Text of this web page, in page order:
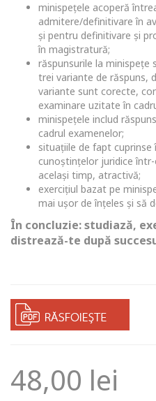
minispețele acoperă
admitere/definitivare în
și pentru definitivare și
în magistratură;
răspunsurile la minispețe
trei variante de răspuns,
variante sunt corecte,
examinare uzitate în
minispețele includ
cadrul examenelor;
situațiile de fapt
cunoștințelor juridice
același timp, atractivă;
exercițiul bazat pe
mai ușor de înțeles și să
În concluzie: studiază,
distrează-te după
48,00 lei